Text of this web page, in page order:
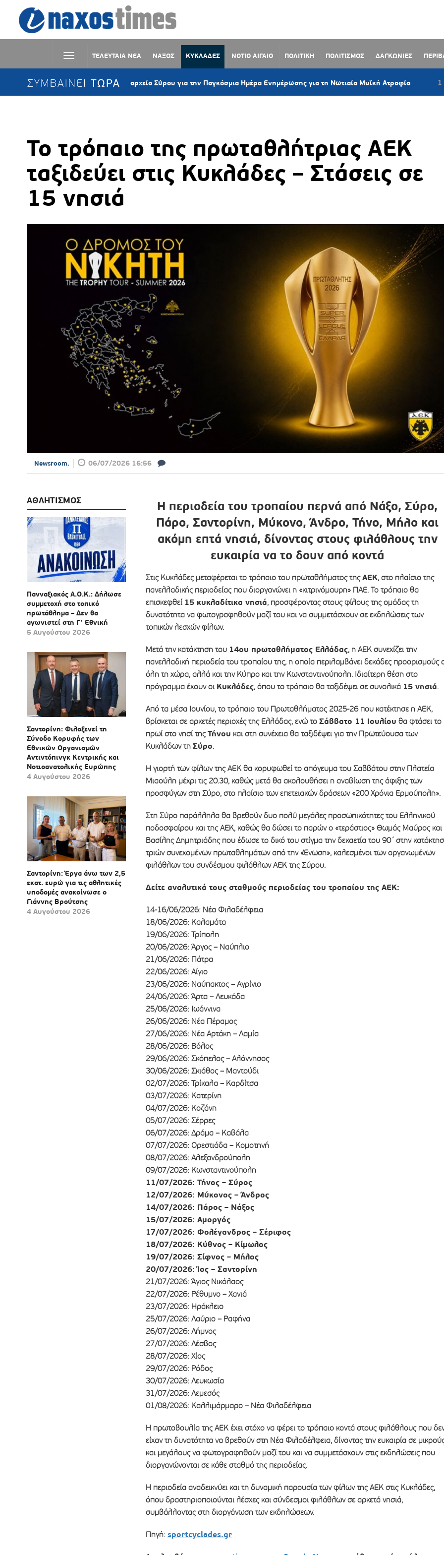
ΤΕΛΕΥΤΑΙΑ ΝΕΑ ΝΑΞΟΣ ΚΥΚΛΑΔΕΣ ΝΟΤΙΟ ΑΙΓΑΙΟ ΠΟΛΙΤΙΚΗ ΠΟΛΙΤΙΣΜΟΣ ΔΑΓΚΩΝΙΕΣ
ΣΥΜΒΑΙΝΕΙ ΤΩΡΑ
Στα «μοβ» το Δημαρχείο Σύρου για την Παγκόσμια Ημέρα Ενημέρωσης για τη Νωτιαία Μυϊκή Ατροφία 1 ώρα πριν
Το τρόπαιο της πρωταθλήτριας ΑΕΚ
ταξιδεύει στις Κυκλάδες – Στάσεις σε
15 νησιά
Newsroom. 06/07/2026 16:56
ΑΘΛΗΤΙΣΜΟΣ
Πανναξιακός Α.Ο.Κ.: Δήλωσε
συμμετοχή στο τοπικό
πρωτάθλημα – Δεν θα
αγωνιστεί στη Γ’ Εθνική
5 Αυγούστου 2026
Σαντορίνη: Φιλοξενεί τη
Σύνοδο Κορυφής των
Εθνικών Οργανισμών
Αντιντόπινγκ Κεντρικής και
Νοτιοανατολικής Ευρώπης
4 Αυγούστου 2026
Σαντορίνη: Έργα άνω των 2,5
εκατ. ευρώ για τις αθλητικές
υποδομές ανακοίνωσε ο
Γιάννης Βρούτσης
4 Αυγούστου 2026
Η περιοδεία του τροπαίου περνά από Νάξο, Σύρο,
Πάρο, Σαντορίνη, Μύκονο, Άνδρο, Τήνο, Μήλο και
ακόμη επτά νησιά, δίνοντας στους φιλάθλους την
ευκαιρία να το δουν από κοντά
Στις Κυκλάδες μεταφέρεται το τρόπαιο του πρωταθλήματος τηςΑΕΚ, στο πλαίσιο της
πανελλαδικής περιοδείας που διοργανώνει η «κιτρινόμαυρη» ΠΑΕ. Το τρόπαιο θα
επισκεφθεί 15 κυκλαδίτικα νησιά, προσφέροντας στους φίλους της ομάδας τη
δυνατότητα να φωτογραφηθούν μαζί του και να συμμετάσχουν σε εκδηλώσεις των
τοπικών λεσχών φίλων.
Μετά την κατάκτηση του 14ου πρωταθλήματος Ελλάδας, η ΑΕΚ συνεχίζει την
πανελλαδική περιοδεία του τροπαίου της, η οποία περιλαμβάνει δεκάδες προορισμούς
όλη τη χώρα, αλλά και την Κύπρο και την Κωνσταντινούπολη. Ιδιαίτερη θέση στο
πρόγραμμα έχουν οι Κυκλάδες, όπου το τρόπαιο θα ταξιδέψει σε συνολικά 15 νησιά.
Από τα μέσα Ιουνίου, το τρόπαιο του Πρωταθλήματος 2025-26 που κατέκτησε η ΑΕΚ,
βρίσκεται σε αρκετές περιοχές της Ελλάδας, ενώ το Σάββατο 11 Ιουλίου θα φτάσει το
πρωί στο νησί τηςΤήνου και στη συνέχεια θα ταξιδέψει για την Πρωτεύουσα των
Κυκλάδων τη Σύρο.
Η γιορτή των φίλων της ΑΕΚ θα κορυφωθεί το απόγευμα του Σαββάτου στην Πλατεία
Μιαούλη μέχρι τις 20.30, καθώς μετά θα ακολουθήσει η αναβίωση της άφιξης των
προσφύγων στη Σύρο, στο πλαίσιο των επετειακών δράσεων «200 Χρόνια Ερμούπολη».
Στη Σύρο παράλληλα θα βρεθούν δυο πολύ μεγάλες προσωπικότητες του Ελληνικού
ποδοσφαίρου και της ΑΕΚ, καθώς θα δώσει το παρών ο «τεράστιος» Θωμάς Μαύρος και
Βασίλης Δημητριάδης που έδωσε το δικό του στίγμα την δεκαετία του 90΄ στην
τριών συνεχομένων πρωταθλημάτων από την «Ένωση», καλεσμένοι των οργανωμένων
φιλάθλων του συνδέσμου φιλάθλων ΑΕΚ της Σύρου.
Δείτε αναλυτικά τους σταθμούς περιοδείας του τροπαίου της ΑΕΚ:
14-16/06/2026: Νέα Φιλαδέλφεια
18/06/2026: Καλαμάτα
19/06/2026: Τρίπολη
20/06/2026: Άργος – Ναύπλιο
21/06/2026: Πάτρα
22/06/2026: Αίγιο
23/06/2026: Ναύπακτος – Αγρίνιο
24/06/2026: Άρτα – Λευκάδα
25/06/2026: Ιωάννινα
26/06/2026: Νέα Πέραμος
27/06/2026: Νέα Αρτάκη – Λαμία
28/06/2026: Βόλος
29/06/2026: Σκόπελος – Αλόννησος
30/06/2026: Σκιάθος – Μαντούδι
02/07/2026: Τρίκαλα – Καρδίτσα
03/07/2026: Κατερίνη
04/07/2026: Κοζάνη
05/07/2026: Σέρρες
06/07/2026: Δράμα – Καβάλα
07/07/2026: Ορεστιάδα – Κομοτηνή
08/07/2026: Αλεξανδρούπολη
09/07/2026: Κωνσταντινούπολη
11/07/2026: Τήνος – Σύρος
12/07/2026: Μύκονος – Άνδρος
14/07/2026: Πάρος – Νάξος
15/07/2026: Αμοργός
17/07/2026: Φολέγανδρος – Σέριφος
18/07/2026: Κύθνος – Κίμωλος
19/07/2026: Σίφνος – Μήλος
20/07/2026: Ίος – Σαντορίνη
21/07/2026: Άγιος Νικόλαος
22/07/2026: Ρέθυμνο – Χανιά
23/07/2026: Ηράκλειο
25/07/2026: Λαύριο – Ραφήνα
26/07/2026: Λήμνος
27/07/2026: Λέσβος
28/07/2026: Χίος
29/07/2026: Ρόδος
30/07/2026: Λευκωσία
31/07/2026: Λεμεσός
01/08/2026: Καλλιμάρμαρο – Νέα Φιλαδέλφεια
Η πρωτοβουλία της ΑΕΚ έχει στόχο να φέρει το τρόπαιο κοντά στους φιλάθλους που
είχαν τη δυνατότητα να βρεθούν στη Νέα Φιλαδέλφεια, δίνοντας την ευκαιρία σε
και μεγάλους να φωτογραφηθούν μαζί του και να συμμετάσχουν στις εκδηλώσεις που
διοργανώνονται σε κάθε σταθμό της περιοδείας.
Η περιοδεία αναδεικνύει και τη δυναμική παρουσία των φίλων της ΑΕΚ στις Κυκλάδες,
όπου δραστηριοποιούνται λέσχες και σύνδεσμοι φιλάθλων σε αρκετά νησιά,
συμβάλλοντας στη διοργάνωση των εκδηλώσεων.
Πηγή: sportcyclades.gr